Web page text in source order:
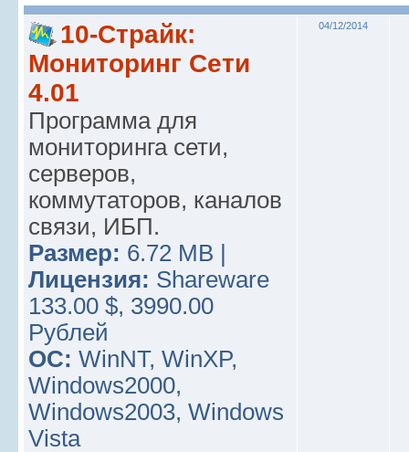
10-Страйк:
Мониторинг Сети
4.01
Программа для
мониторинга сети,
серверов,
коммутаторов, каналов
связи, ИБП.
Размер: 6.72 MB |
Лицензия: Shareware
133.00 $, 3990.00
Рублей
ОС: WinNT, WinXP,
Windows2000,
Windows2003, Windows
Vista
04/12/2014